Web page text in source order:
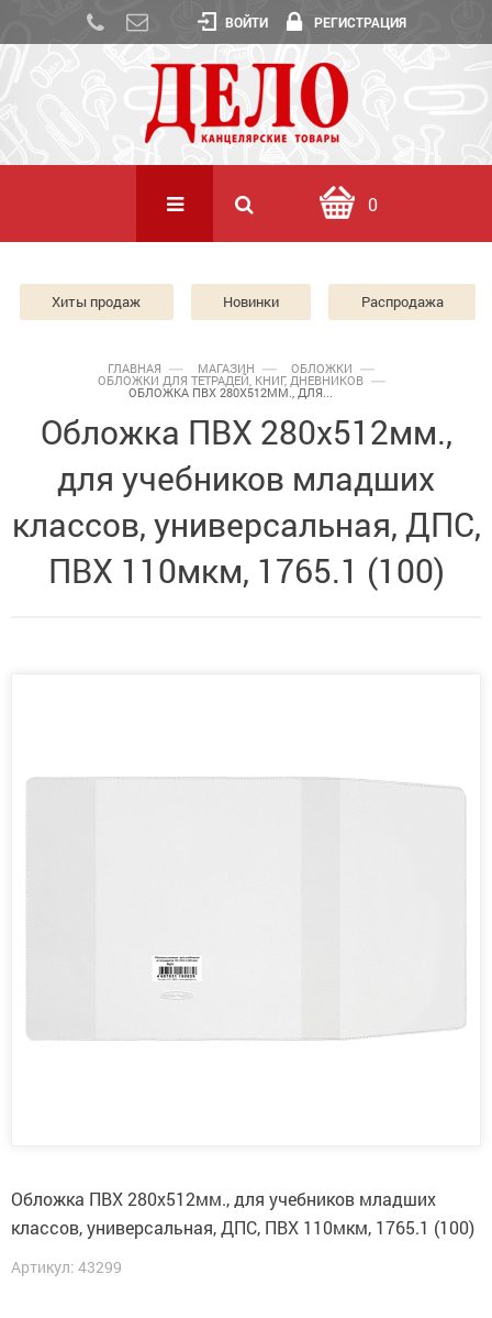
ВОЙТИ РЕГИСТРАЦИЯ
0
Хиты продаж Новинки Распродажа
ГЛАВНАЯ МАГАЗИН ОБЛОЖКИ
ОБЛОЖКИ ДЛЯ ТЕТРАДЕЙ, КНИГ, ДНЕВНИКОВ
ОБЛОЖКА ПВХ 280Х512ММ., ДЛЯ...
Обложка ПВХ 280х512мм.,
для учебников младших
классов, универсальная, ДПС,
ПВХ 110мкм, 1765.1 (100)
Обложка ПВХ 280х512мм., для учебников младших
классов, универсальная, ДПС, ПВХ 110мкм, 1765.1 (100)
Артикул: 43299